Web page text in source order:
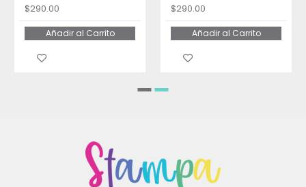
$290.00
Añadir al Carrito
$290.00
Añadir al Carrito